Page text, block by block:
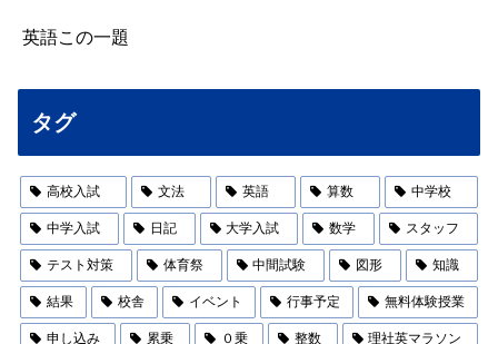
英語この一題
タグ
高校入試 文法 英語 算数 中学校
中学入試 日記 大学入試 数学 スタッフ
テスト対策 体育祭 中間試験 図形 知識
結果 校舎 イベント 行事予定 無料体験授業
申し込み 累乗 ０乗 整数 理社英マラソン